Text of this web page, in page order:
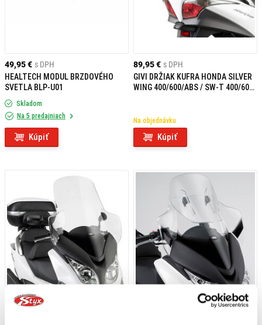
49,95 € s DPH
HEALTECH MODUL BRZDOVÉHO
SVETLA BLP-U01
Skladom
Na 5 predajniach
Kúpiť
89,95 € s DPH
GIVI DRŽIAK KUFRA HONDA SILVER
WING 400/600/ABS / SW-T 400/600
Na objednávku
Kúpiť